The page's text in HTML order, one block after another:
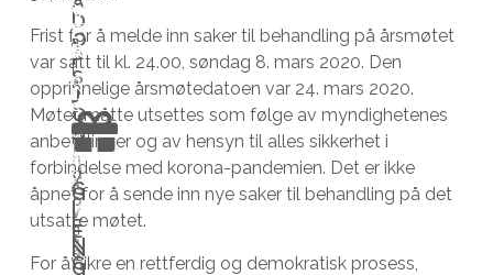
Frist for å melde inn saker til behandling på årsmøtet
var satt til kl. 24.00, søndag 8. mars 2020. Den
opprinnelige årsmøtedatoen var 24. mars 2020.
Møtet måtte utsettes som følge av myndighetenes
anbefalinger og av hensyn til alles sikkerhet i
forbindelse med korona-pandemien. Det er ikke
åpnet for å sende inn nye saker til behandling på det
utsatte møtet.
For å sikre en rettferdig og demokratisk prosess,
D
O
P
S
J
O
N
V
i
h
a
r
e
s
t
e
n
a
v
s
i
i
f
o
s
t
e
r
h
j
e
r
a
l
l
t
i
d
b
e
h
V
E
R
D
i
n
s
t
ø
t
m
å
n
e
d
s
g
i
v
e
G
I
E
N
G
G
I
E
N
G